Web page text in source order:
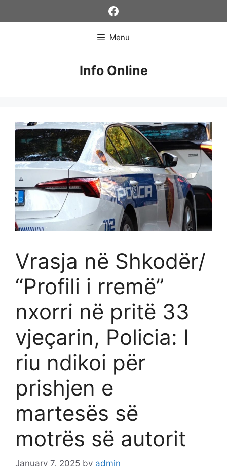
Facebook
Menu
Info Online
Vrasja në Shkodër/
“Profili i rremë”
nxorri në pritë 33
vjeçarin, Policia: I
riu ndikoi për
prishjen e
martesës së
motrës së autorit
January 7, 2025 by admin